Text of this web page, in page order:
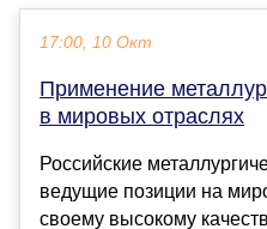
17:00, 10 Окт
Применение
в мировых отраслях
Российские
ведущие позиции на
своему высокому